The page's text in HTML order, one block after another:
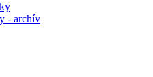
- archív